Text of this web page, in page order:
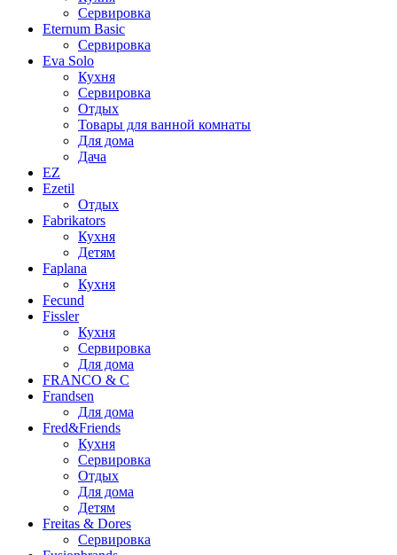
Сервировка
Eternum Basic
Сервировка
Eva Solo
Кухня
Сервировка
Отдых
Товары для ванной комнаты
Для дома
Дача
EZ
Ezetil
Отдых
Fabrikators
Кухня
Детям
Faplana
Кухня
Fecund
Fissler
Кухня
Сервировка
Для дома
FRANCO & C
Frandsen
Для дома
Fred&Friends
Кухня
Сервировка
Отдых
Для дома
Детям
Freitas & Dores
Сервировка